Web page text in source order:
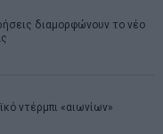
διαμορφώνουν το νέο
ντέρμπι «αιωνίων»